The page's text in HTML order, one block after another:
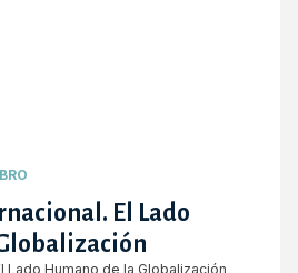
El Lado
Lado Humano de la Globalización